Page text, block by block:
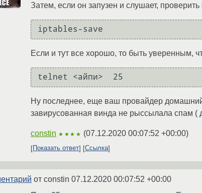
Затем, если он запузен и слушает,
Если и тут все хорошо, то быть уверенным,
Ну последнее, еще ваш провайдер
завирусованная винда не рыссылала спам (
constin ★★★★ (07.12.2020 00:07:52 +00:00)
Показать ответ Ссылка
от constin 07.12.2020 00:07:52 +00:00